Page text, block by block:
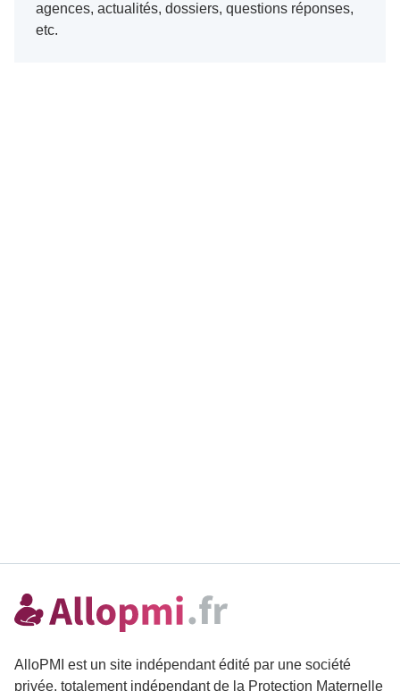
agences, actualités, dossiers, questions réponses,
etc.
AlloPMI est un site indépendant édité par une société
privée, totalement indépendant de la Protection Maternelle